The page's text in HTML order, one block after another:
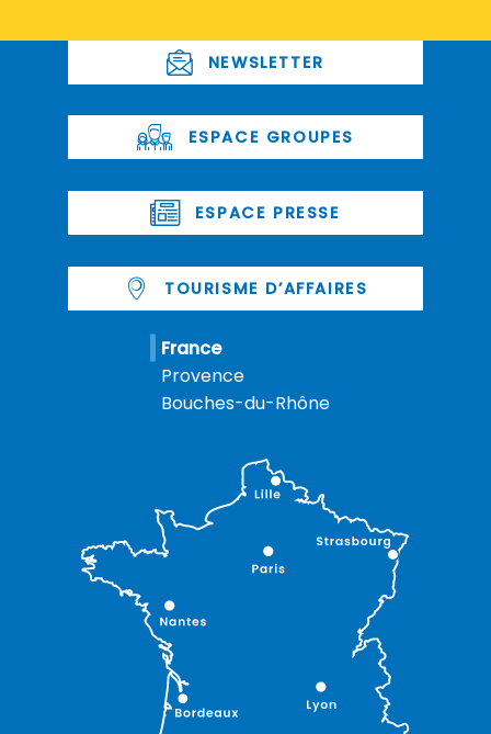
NEWSLETTER
ESPACE GROUPES
ESPACE PRESSE
TOURISME D’AFFAIRES
France
Provence
Bouches-du-Rhône